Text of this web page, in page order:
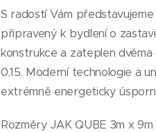
S radostí Vám
připravený k bydlení o
konstrukce a zateplen
0,15. Moderní technologie a
extrémně energeticky
Rozměry JAK QUBE 3m x